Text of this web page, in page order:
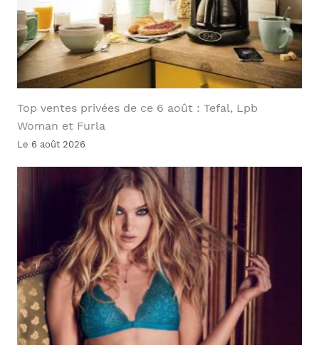
Top ventes privées de ce 6 août : Tefal, Lpb
Woman et Furla
Le 6 août 2026